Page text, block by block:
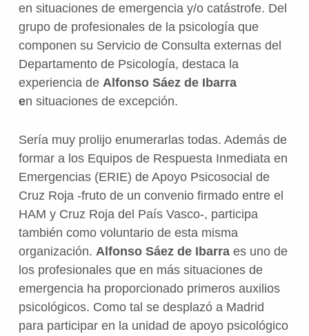
en situaciones de emergencia y/o catástrofe. Del
grupo de profesionales de la psicología que
componen su Servicio de Consulta externas del
Departamento de Psicología, destaca la
experiencia de Alfonso Sáez de Ibarra
en situaciones de excepción.
Sería muy prolijo enumerarlas todas. Además de
formar a los Equipos de Respuesta Inmediata en
Emergencias (ERIE) de Apoyo Psicosocial de
Cruz Roja -fruto de un convenio firmado entre el
HAM y Cruz Roja del País Vasco-, participa
también como voluntario de esta misma
organización. Alfonso Sáez de Ibarraes uno de
los profesionales que en más situaciones de
emergencia ha proporcionado primeros auxilios
psicológicos. Como tal se desplazó a Madrid
para participar en la unidad de apoyo psicológico